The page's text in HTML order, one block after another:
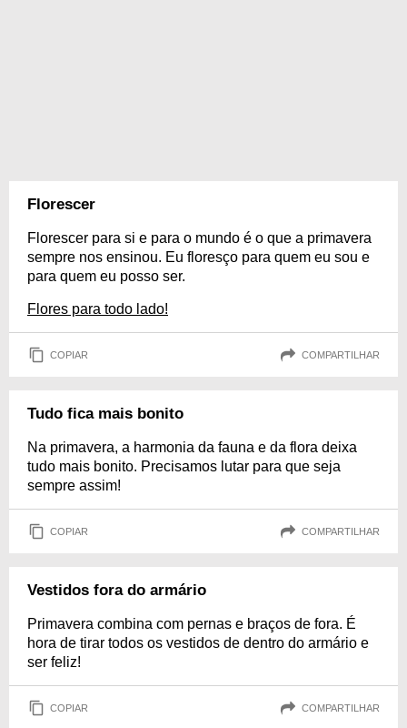
Florescer
Florescer para si e para o mundo é o que a primavera
sempre nos ensinou. Eu floresço para quem eu sou e
para quem eu posso ser.
Flores para todo lado!
COPIAR COMPARTILHAR
Tudo fica mais bonito
Na primavera, a harmonia da fauna e da flora deixa
tudo mais bonito. Precisamos lutar para que seja
sempre assim!
COPIAR COMPARTILHAR
Vestidos fora do armário
Primavera combina com pernas e braços de fora. É
hora de tirar todos os vestidos de dentro do armário e
ser feliz!
COPIAR COMPARTILHAR